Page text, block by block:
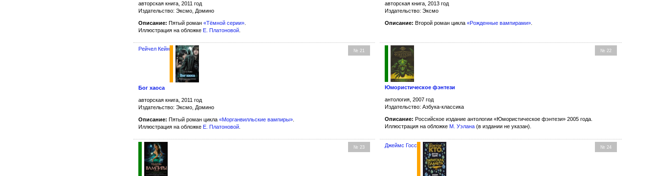
авторская книга, 2011 год
Издательство: Эксмо, Домино
Описание: Пятый роман «Тёмной серии».
Иллюстрация на обложке Е. Платоновой.
авторская книга, 2013 год
Издательство: Эксмо
Описание: Второй роман цикла«Рожденные вампирами».
№ 21
Рейчел Кейн
Бог хаоса
авторская книга, 2011 год
Издательство: Эксмо, Домино
Описание: Пятый роман цикла «Морганвилльские вампиры»
Иллюстрация на обложке Е. Платоновой
№ 22
Юмористическое фэнтези
антология, 2007 год
Издательство: Азбука-классика
Описание: Российское издание антологии «Юмористическое фэнтези» 2005 года.
Иллюстрация на обложке М. Уэлана (в издании не указан).
№ 23 № 24
Джеймс Госс